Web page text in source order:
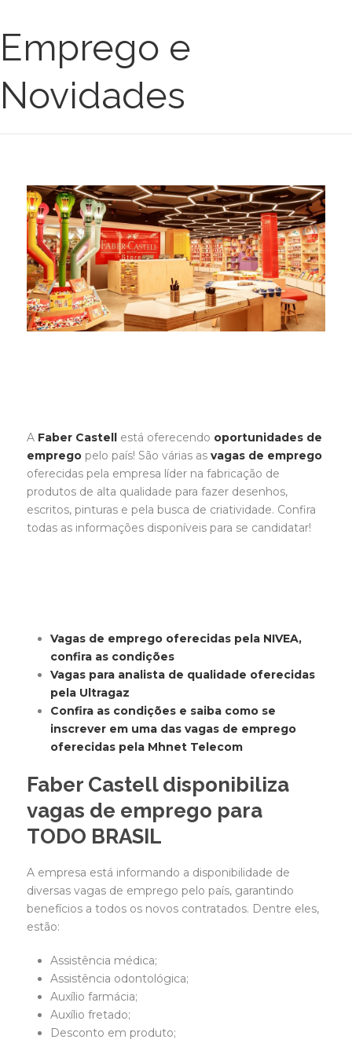
Emprego e
Novidades
A Faber Castell está oferecendo oportunidades de
emprego pelo país! São várias as vagas de emprego
oferecidas pela empresa líder na fabricação de
produtos de alta qualidade para fazer desenhos,
escritos, pinturas e pela busca de criatividade. Confira
todas as informações disponíveis para se candidatar!
Vagas de emprego oferecidas pela NIVEA,
confira as condições
Vagas para analista de qualidade oferecidas
pela Ultragaz
Confira as condições e saiba como se
inscrever em uma das vagas de emprego
oferecidas pela Mhnet Telecom
Faber Castell disponibiliza
vagas de emprego para
TODO BRASIL
A empresa está informando a disponibilidade de
diversas vagas de emprego pelo país, garantindo
benefícios a todos os novos contratados. Dentre eles,
estão:
Assistência médica;
Assistência odontológica;
Auxílio farmácia;
Auxílio fretado;
Desconto em produto;